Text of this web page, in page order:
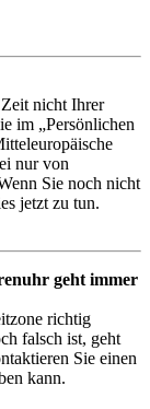
nicht Ihrer
im „Persönlichen
nur von
Sie noch nicht
jetzt zu tun.
geht immer
richtig
falsch ist, geht
Sie einen
kann.